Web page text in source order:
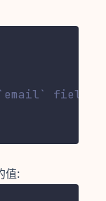
field
值: